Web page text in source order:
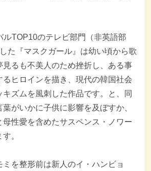
TOP10のテレビ部門（非英語部
た『マスクガール』は幼い頃から歌
見るも不美人のため挫折し、ある事
るヒロインを描き、現代の韓国社会
ズムを風刺した作品です。と、同
がいかに子供に影響を及ぼすか、
母性愛を含めたサスペンス・ノワー
。
を整形前は新人のイ・ハンビョ